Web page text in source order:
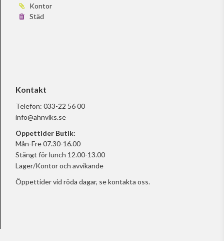
Kontor
Städ
Kontakt
Telefon: 033-22 56 00
info@ahnviks.se
Öppettider Butik:
Mån-Fre 07.30-16.00
Stängt för lunch 12.00-13.00
Lager/Kontor och avvikande
Öppettider vid röda dagar, sekontakta oss.